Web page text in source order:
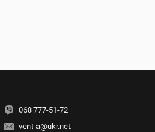
068 777-51-72
vent-a@ukr.net